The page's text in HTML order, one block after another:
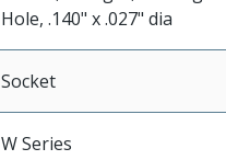
Hole, .140" x .027" dia
Socket
W Series